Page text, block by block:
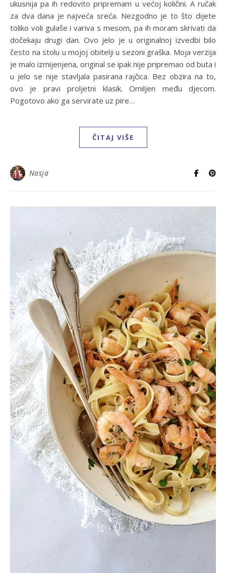
ukusnija pa ih redovito pripremam u većoj količini. A ručak
za dva dana je najveća sreća. Nezgodno je to što dijete
toliko voli gulaše i variva s mesom, pa ih moram skrivati da
dočekaju drugi dan. Ovo jelo je u originalnoj izvedbi bilo
često na stolu u mojoj obitelji u sezoni graška. Moja verzija
je malo izmijenjena, original se ipak nije pripremao od buta i
u jelo se nije stavljala pasirana rajčica. Bez obzira na to,
ovo je pravi proljetni klasik. Omiljen među djecom.
Pogotovo ako ga servirate uz pire…
ČITAJ VIŠE
Nasja